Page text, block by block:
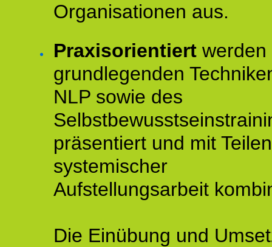
Organisationen aus.
Praxisorientiert werden
grundlegenden
NLP sowie des
präsentiert und mit Teilen
systemischer
Aufstellungsarbeit
Die Einübung und